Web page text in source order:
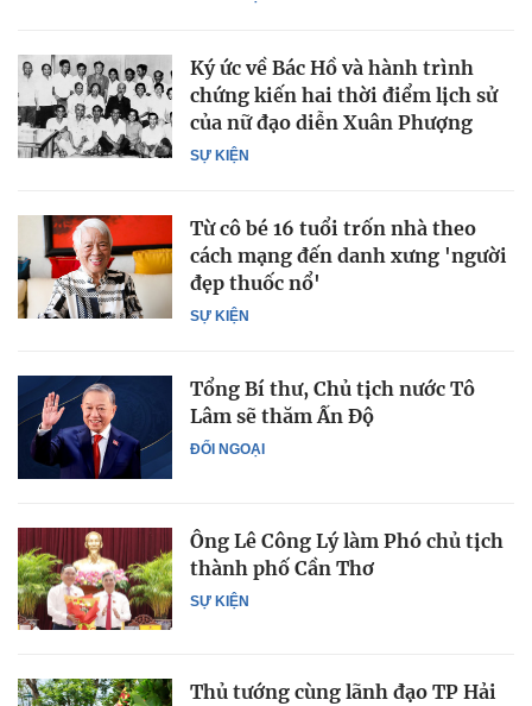
SỰ KIỆN
Ký ức về Bác Hồ và hành trình
chứng kiến hai thời điểm lịch sử
của nữ đạo diễn Xuân Phượng
SỰ KIỆN
Từ cô bé 16 tuổi trốn nhà theo
cách mạng đến danh xưng 'người
đẹp thuốc nổ'
ĐỐI NGOẠI
Tổng Bí thư, Chủ tịch nước Tô
Lâm sẽ thăm Ấn Độ
SỰ KIỆN
Ông Lê Công Lý làm Phó chủ tịch
thành phố Cần Thơ
Thủ tướng cùng lãnh đạo TP Hải